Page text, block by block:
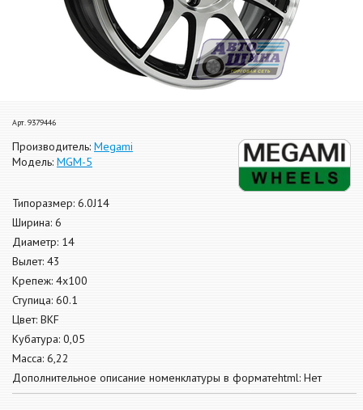
Арт. 9379446
Производитель: Megami
Модель: MGM-5
Типоразмер: 6.0J14
Ширина: 6
Диаметр: 14
Вылет: 43
Крепеж: 4x100
Ступица: 60.1
Цвет: BKF
Кубатура: 0,05
Масса: 6,22
Дополнительное описание номенклатуры в форматеhtml: Нет